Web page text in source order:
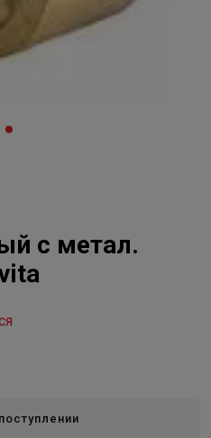
с метал.